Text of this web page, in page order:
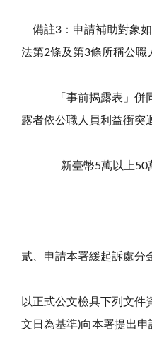
備註3：申請補助對象
法第2條及第3條所稱公職
「事前揭露表」併同
露者依公職人員利益衝突
新臺幣5萬以上50
貳、申請本署緩起訴處分
以正式公文檢具下列文件
文日為基準)向本署提出申